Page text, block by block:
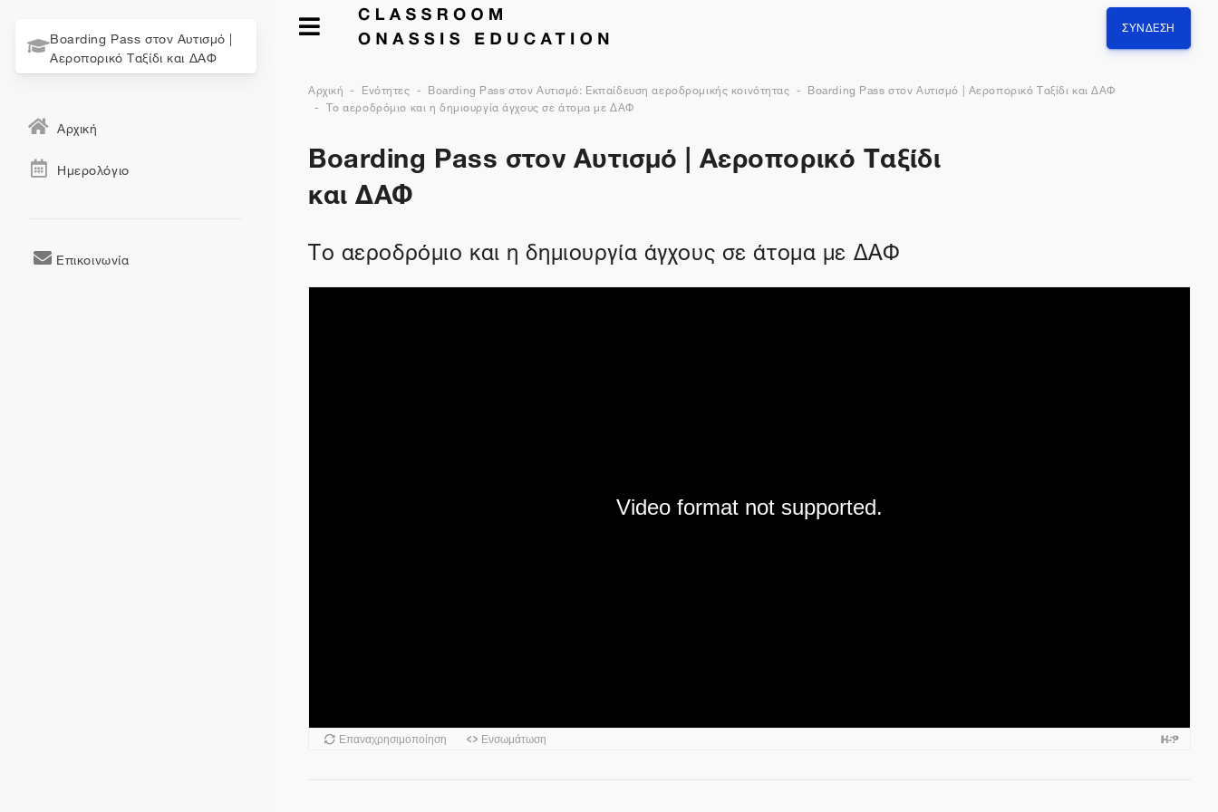
ΣΎΝΔΕΣΗ
Αρχική Ενότητες Boarding Pass στον Αυτισμό: Εκπαίδευση αεροδρομικής κοινότητας
Boarding Pass στον Αυτισμό | Αεροπορικό Ταξίδι και ΔΑΦ
Το αεροδρόμιο και η δημιουργία άγχους σε άτομα με ΔΑΦ
Boarding Pass στον Αυτισμό | Αεροπορικό Ταξίδι
και ΔΑΦ
Το αεροδρόμιο και η δημιουργία άγχους σε άτομα με ΔΑΦ
Boarding Pass στον Αυτισμό |
Αεροπορικό Ταξίδι και ΔΑΦ
Αρχική
Ημερολόγιο
Επικοινωνία